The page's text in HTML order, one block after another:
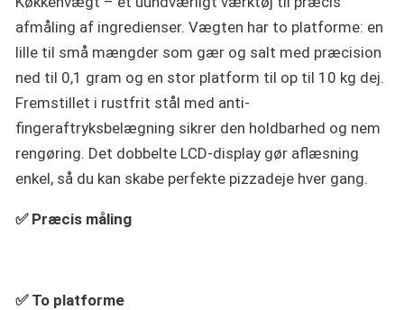
afmåling af ingredienser. Vægten har to platforme: en
lille til små mængder som gær og salt med præcision
ned til 0,1 gram og en stor platform til op til 10 kg dej.
Fremstillet i rustfrit stål med anti-
fingeraftryksbelægning sikrer den holdbarhed og nem
rengøring. Det dobbelte LCD-display gør aflæsning
enkel, så du kan skabe perfekte pizzadeje hver gang.
✅ Præcis måling
✅ To platforme